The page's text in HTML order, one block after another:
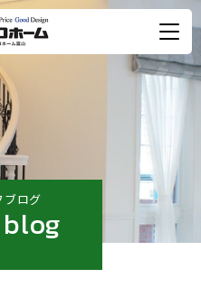
ブログ